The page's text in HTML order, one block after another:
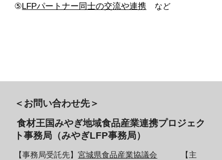
⑤LFPパートナー同士の交流や連携 など
＜お問い合わせ先＞
食材王国みやぎ地域食品産業連携プロジェク
ト事務局（みやぎLFP事務局）
【事務局受託先】宮城県食品産業協議会 【主